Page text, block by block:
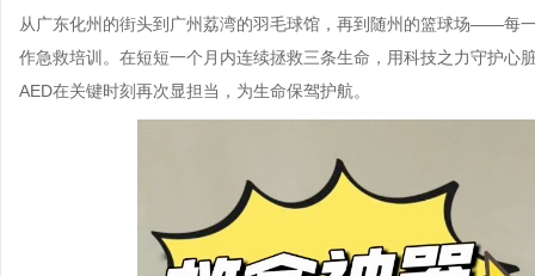
从广东化州的街头到广州荔湾的羽毛球馆，再到随州的篮球场——每
作急救培训。在短短一个月内连续拯救三条生命，用科技之力守护心
AED在关键时刻再次显担当，为生命保驾护航。